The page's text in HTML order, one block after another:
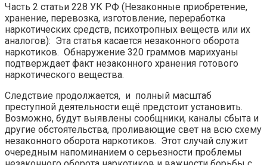
Часть 2 статьи 228 УК РФ (Незаконные приобретение,
хранение, перевозка, изготовление, переработка
наркотических средств, психотропных веществ или их
аналогов): Эта статья касается незаконного оборота
наркотиков. Обнаружение 320 граммов марихуаны
подтверждает факт незаконного хранения готового
наркотического вещества.
Следствие продолжается, и полный масштаб
преступной деятельности ещё предстоит установить.
Возможно, будут выявлены сообщники, каналы сбыта и
другие обстоятельства, проливающие свет на всю схему
незаконного оборота наркотиков. Этот случай служит
очередным напоминанием о серьезности проблемы